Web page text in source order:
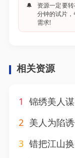
🔔
资源一定要
分钟的试片
需求!
相关资源
1 锦绣美人
2 美人为陷
3 错把江山